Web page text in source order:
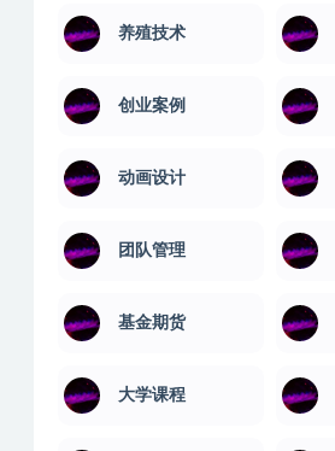
养殖技术
创业案例
动画设计
团队管理
基金期货
大学课程